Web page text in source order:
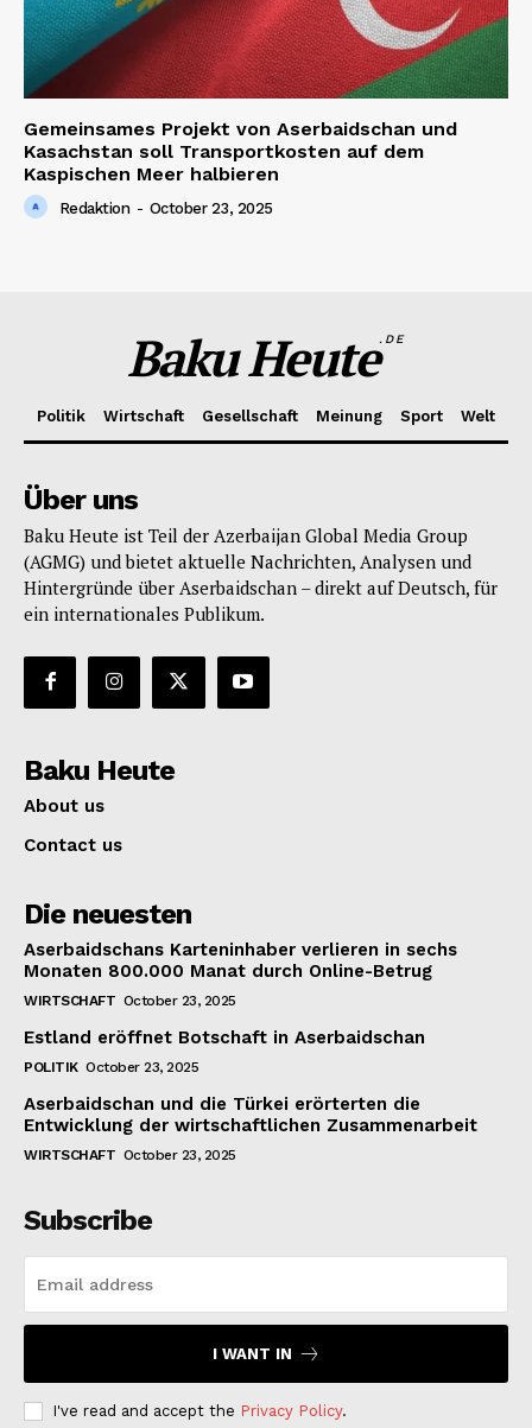
Gemeinsames Projekt von Aserbaidschan und
Kasachstan soll Transportkosten auf dem
Kaspischen Meer halbieren
Redaktion - October 23, 2025
Baku Heute.DE
Politik Wirtschaft Gesellschaft Meinung Sport Welt
Über uns
Baku Heute ist Teil der Azerbaijan Global Media Group
(AGMG) und bietet aktuelle Nachrichten, Analysen und
Hintergründe über Aserbaidschan – direkt auf Deutsch, für
ein internationales Publikum.
Baku Heute
About us
Contact us
Die neuesten
Aserbaidschans Karteninhaber verlieren in sechs
Monaten 800.000 Manat durch Online-Betrug
WIRTSCHAFT October 23, 2025
Estland eröffnet Botschaft in Aserbaidschan
POLITIK October 23, 2025
Aserbaidschan und die Türkei erörterten die
Entwicklung der wirtschaftlichen Zusammenarbeit
WIRTSCHAFT October 23, 2025
Subscribe
I WANT IN
I've read and accept the Privacy Policy.